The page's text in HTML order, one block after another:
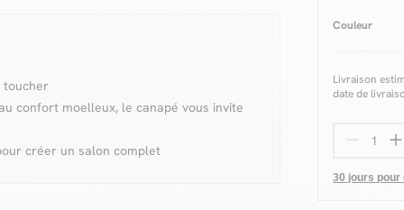
toucher
confort moelleux, le canapé vous invite
créer un salon complet
Couleur
Livraison
date de
30 jours pour